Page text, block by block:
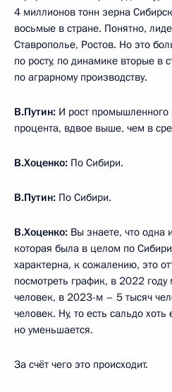
4 миллионов тонн зерна
восьмые в стране. Понятно,
Ставрополье, Ростов. Но это
по росту, по динамике вторые в
по аграрному производству.
В.Путин: И рост
процента, вдвое выше, чем в
В.Хоценко: По Сибири.
В.Путин: По Сибири.
В.Хоценко: Вы знаете, что одна
которая была в целом по
характерна, к сожалению, это
посмотреть график, в 2022
человек, в 2023-м – 5 тысяч
человек. Ну, то есть сальдо
но уменьшается.
За счёт чего это происходит.